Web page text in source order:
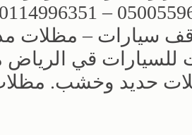
سيارات – مظلات
للسيارات قي
حديد وخشب.